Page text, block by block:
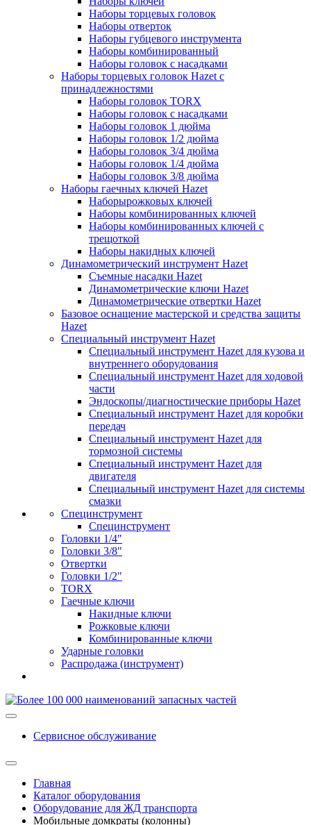
Наборы торцевых головок
Наборы отверток
Наборы губцевого инструмента
Наборы комбинированный
Наборы головок с насадками
Наборы торцевых головок Hazet с
принадлежностями
Наборы головок TORX
Наборы головок с насадками
Наборы головок 1 дюйма
Наборы головок 1/2 дюйма
Наборы головок 3/4 дюйма
Наборы головок 1/4 дюйма
Наборы головок 3/8 дюйма
Наборы гаечных ключей Hazet
Наборырожковых ключей
Наборы комбинированных ключей
Наборы комбинированных ключей с
трещоткой
Наборы накидных ключей
Динамометрический инструмент Hazet
Съемные насадки Hazet
Динамометрические ключи Hazet
Динамометрические отвертки Hazet
Базовое оснащение мастерской и средства защиты
Hazet
Специальный инструмент Hazet
Специальный инструмент Hazet для кузова и
внутреннего оборудования
Специальный инструмент Hazet для ходовой
части
Эндоскопы/диагностические приборы Hazet
Специальный инструмент Hazet для коробки
передач
Специальный инструмент Hazet для
тормозной системы
Специальный инструмент Hazet для
двигателя
Специальный инструмент Hazet для системы
смазки
Специнструмент
Специнструмент
Головки 1/4"
Головки 3/8"
Отвертки
Головки 1/2"
TORX
Гаечные ключи
Накидные ключи
Рожковые ключи
Комбинированные ключи
Ударные головки
Распродажа (инструмент)
Сервисное обслуживание
Главная
Каталог оборудования
Оборудование для ЖД транспорта
Мобильные домкраты (колонны)